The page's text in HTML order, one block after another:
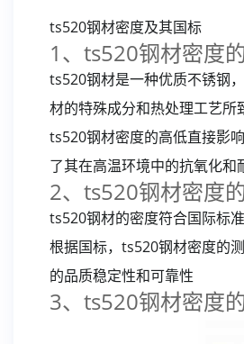
ts520钢材密度及其国标
1、ts520钢材密度
ts520钢材是一种优质不锈钢
材的特殊成分和热处理工艺所
ts520钢材密度的高低直接影
了其在高温环境中的抗氧化和
2、ts520钢材密度
ts520钢材的密度符合国际标
根据国标，ts520钢材密度的
的品质稳定性和可靠性
3、ts520钢材密度